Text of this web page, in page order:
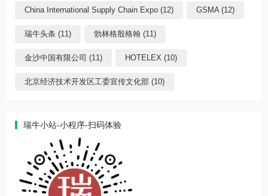
China International Supply Chain Expo (12) GSMA (12)
瑞牛头条 (11) 勃林格殷格翰 (11)
金沙中国有限公司 (11) HOTELEX (10)
北京经济技术开发区工委宣传文化部 (10)
瑞牛小站-小程序-扫码体验